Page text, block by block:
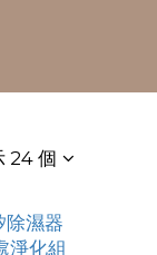
24 個